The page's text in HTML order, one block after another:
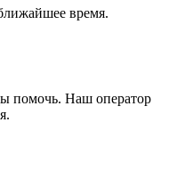
время.
помочь. Наш оператор